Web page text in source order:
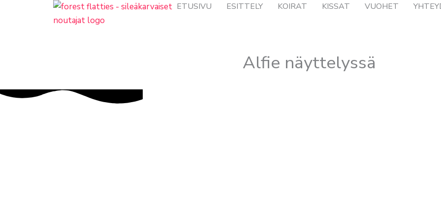
ETUSIVU ESITTELY KOIRAT KISSAT VUOHET
Alfie näyttelyssä